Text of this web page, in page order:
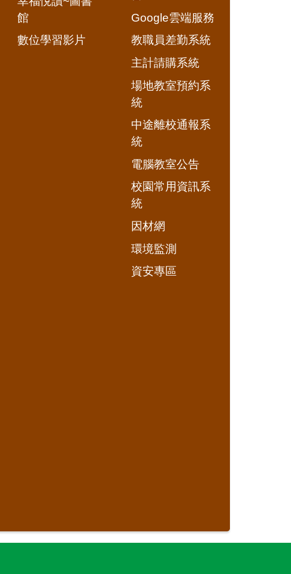
館
數位學習影片
Google雲端服務
教職員差勤系統
主計請購系統
場地教室預約系
統
中途離校通報系
統
電腦教室公告
校園常用資訊系
統
因材網
環境監測
資安專區